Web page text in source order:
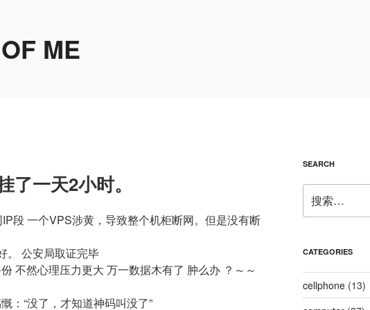
ME
了一天2小时。
段 一个VPS涉黄，导致整个机柜断网。但是没有断
。 公安局取证完毕
不然心理压力更大 万一数据木有了 肿么办 ？～～
：“没了，才知道神码叫没了”
SEARCH
索：
CATEGORIES
cellphone(13)